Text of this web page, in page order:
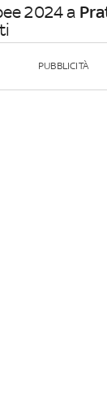
2024 a
PUBBLICITÀ